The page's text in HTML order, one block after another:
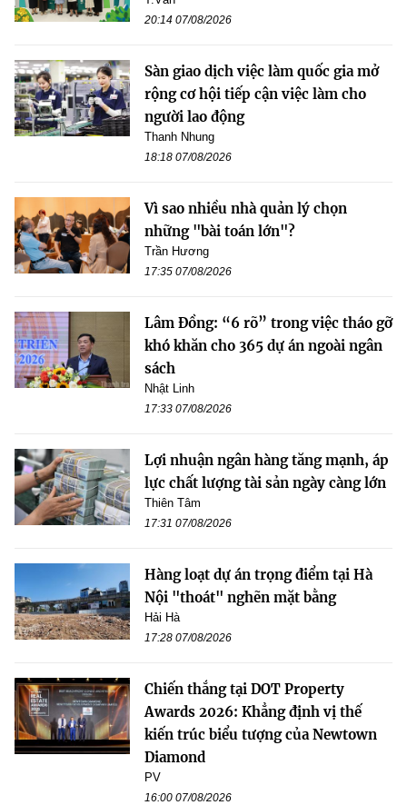
20:14 07/08/2026
Sàn giao dịch việc làm quốc gia mở
rộng cơ hội tiếp cận việc làm cho
người lao động
Thanh Nhung
18:18 07/08/2026
Vì sao nhiều nhà quản lý chọn
những "bài toán lớn"?
Trần Hương
17:35 07/08/2026
Lâm Đồng: “6 rõ” trong việc tháo gỡ
khó khăn cho 365 dự án ngoài ngân
sách
Nhật Linh
17:33 07/08/2026
Lợi nhuận ngân hàng tăng mạnh, áp
lực chất lượng tài sản ngày càng lớn
Thiên Tâm
17:31 07/08/2026
Hàng loạt dự án trọng điểm tại Hà
Nội "thoát" nghẽn mặt bằng
Hải Hà
17:28 07/08/2026
Chiến thắng tại DOT Property
Awards 2026: Khẳng định vị thế
kiến trúc biểu tượng của Newtown
Diamond
PV
16:00 07/08/2026